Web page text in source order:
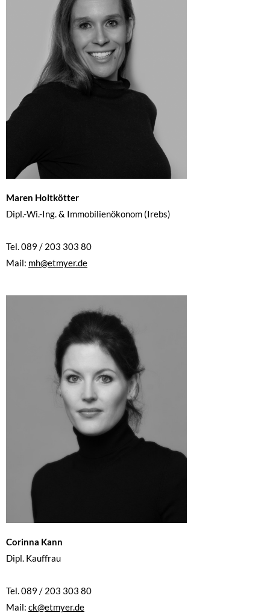
Maren Holtkötter
Dipl.-Wi.-Ing. & Immobilienökonom (Irebs)
Tel. 089 / 203 303 80
Mail: mh@etmyer.de
Corinna Kann
Dipl. Kauffrau
Tel. 089 / 203 303 80
Mail: ck@etmyer.de